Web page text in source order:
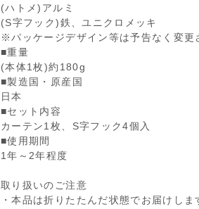
(ハトメ)アルミ
(S字フック)鉄、ユニクロメッキ
※パッケージデザイン等は予告なく変更
■重量
(本体1枚)約180g
■製造国・原産国
日本
■セット内容
カーテン1枚、S字フック4個入
■使用期間
1年～2年程度
取り扱いのご注意
・本品は折りたたんだ状態でお届けし